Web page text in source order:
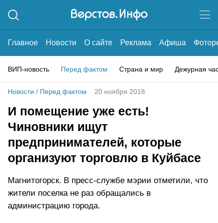
Главное Новости О сайте Реклама Афиша
ВИП-новость Перед фактом Страна и мир Дежурная
Новости / Перед фактом 20 ноября 2018
И помещение уже есть!
Чиновники ищут
предпринимателей, которые
организуют торговлю в Куйбасе
Магнитогорск. В пресс-службе мэрии отметили, что
жители поселка не раз обращались в
администрацию города.